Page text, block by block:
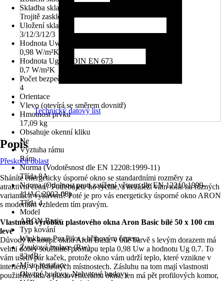
Skladba skla
Trojitě zasklené
Uložení skla
3/12/3/12/3
Hodnota Uw dle DIN EN 10077
0,98 W/m²K
Hodnota Ug dle DIN EN 673
0,7 W/m²K
Počet bezpečnostních kotevních plechů
4
Orientace
Vlevo (otevírá se směrem dovnitř)
Hmotnost prvku
17,09 kg
Obsahuje okenní kliku
Ne
Výztuha rámu
Rám
Norma (Vodotěsnost dle EN 12208:1999-11)
Třída 8A
Norma (Odolnost proti zatížení větrem dle EN 12210:1999-
11/AC:2002-08)
Třída 4
Model
ARON Basic
Typ kování
Winkhaus Pro Pilot s hřibovým čepem
Zvuková izolace (Rw)
32 dB
Místo instalace
Obytné budovy, Nebytové budovy
Technický datový list
Popis
Přeskočit oblast
Sháníte energeticky úsporné okno se standardními rozměry za
atraktivní cenu? Potřebujete ho rychle, a nezáleží vám tolik na různých
variantách vybavení? Poté je pro vás energeticky úsporné okno ARON
s moderním vzhledem tím pravým.
Vlastnosti výrobku plastového okna Aron Basic bílé 50 x 100 cm
levé
Důvody ke koupi: okno Aron Basic v bílé barvě s levým dorazem má
velmi dobrý součinitel prostupu tepla 0,98 Uw a hodnotu Ug 0,7. To
vám ušetří pár kaček, protože okno vám udrží teplo, které vznikne v
interiéru, v příslušných místnostech. Zásluhu na tom mají vlastnosti
použitého skla a plastového rámu okna; ten má pět profilových komor,